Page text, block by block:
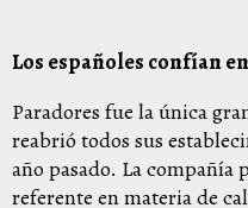
Los españoles confían
Paradores fue la única
reabrió todos sus
año pasado. La
referente en materia de